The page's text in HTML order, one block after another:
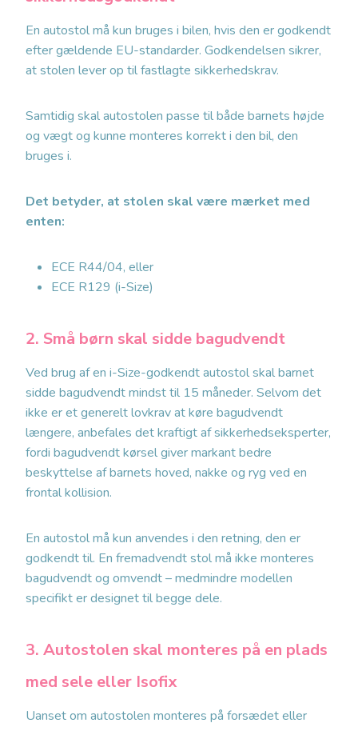
En autostol må kun bruges i bilen, hvis den er godkendt
efter gældende EU-standarder. Godkendelsen sikrer,
at stolen lever op til fastlagte sikkerhedskrav.
Samtidig skal autostolen passe til både barnets højde
og vægt og kunne monteres korrekt i den bil, den
bruges i.
Det betyder, at stolen skal være mærket med
enten:
ECE R44/04, eller
ECE R129 (i-Size)
2. Små børn skal sidde bagudvendt
Ved brug af en i-Size-godkendt autostol skal barnet
sidde bagudvendt mindst til 15 måneder. Selvom det
ikke er et generelt lovkrav at køre bagudvendt
længere, anbefales det kraftigt af sikkerhedseksperter,
fordi bagudvendt kørsel giver markant bedre
beskyttelse af barnets hoved, nakke og ryg ved en
frontal kollision.
En autostol må kun anvendes i den retning, den er
godkendt til. En fremadvendt stol må ikke monteres
bagudvendt og omvendt – medmindre modellen
specifikt er designet til begge dele.
3. Autostolen skal monteres på en plads
med sele eller Isofix
Uanset om autostolen monteres på forsædet eller